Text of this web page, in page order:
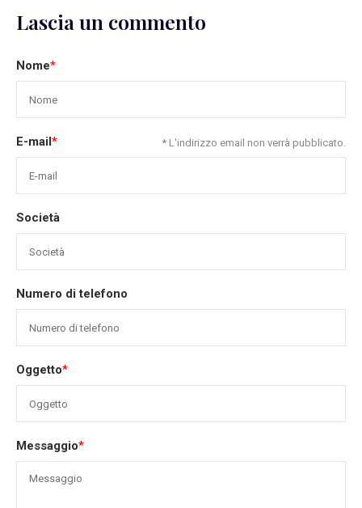
Lascia un commento
Nome*
E-mail* * L'indirizzo email non verrà pubblicato.
Società
Numero di telefono
Oggetto*
Messaggio*